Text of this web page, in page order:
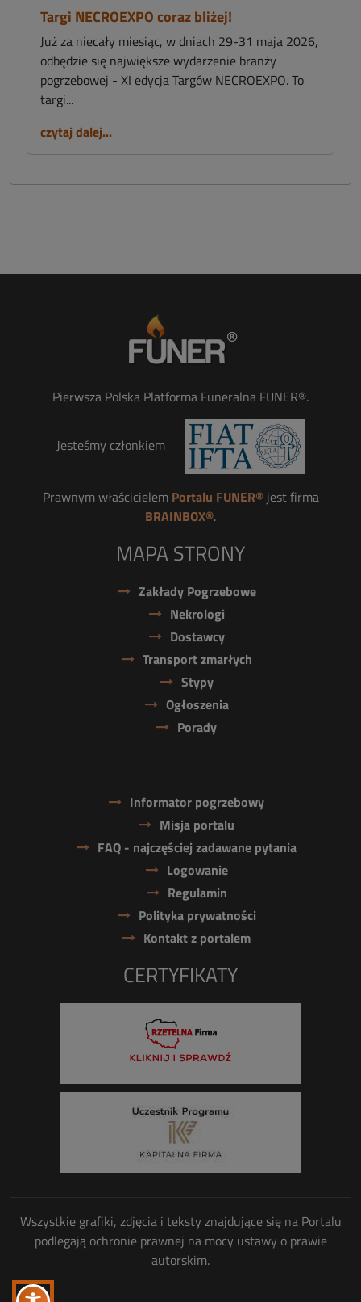
Targi NECROEXPO coraz bliżej!
Już za niecały miesiąc, w dniach 29-31 maja 2026,
odbędzie się największe wydarzenie branży
pogrzebowej - XI edycja Targów NECROEXPO. To
targi...
czytaj dalej...
Pierwsza Polska Platforma Funeralna FUNER®.
Jesteśmy członkiem
Prawnym właścicielem Portalu FUNER®jest firma
BRAINBOX®.
MAPA STRONY
Zakłady Pogrzebowe
Nekrologi
Dostawcy
Transport zmarłych
Stypy
Ogłoszenia
Porady
Informator pogrzebowy
Misja portalu
FAQ - najczęściej zadawane pytania
Logowanie
Regulamin
Polityka prywatności
Kontakt z portalem
CERTYFIKATY
Wszystkie grafiki, zdjęcia i teksty znajdujące się na Portalu
podlegają ochronie prawnej na mocy ustawy o prawie
autorskim.